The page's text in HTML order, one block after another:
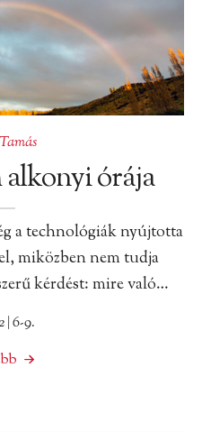
órája
a technológiák nyújtotta
miközben nem tudja
kérdést: mire való…
| 6-9.